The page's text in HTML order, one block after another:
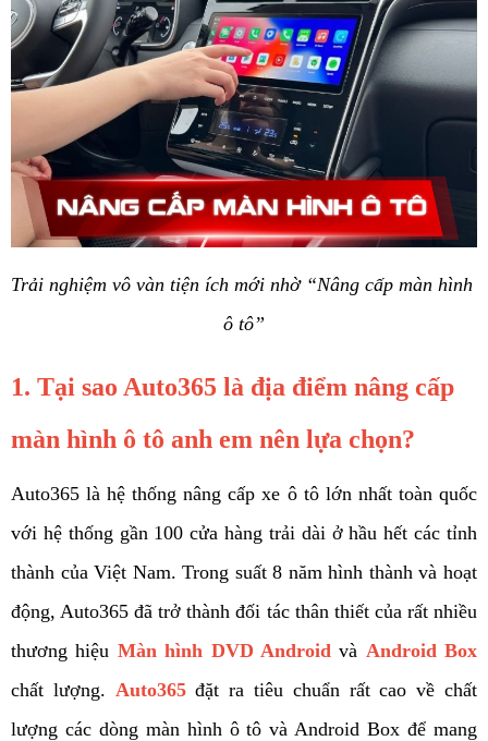
Trải nghiệm vô vàn tiện ích mới nhờ “Nâng cấp màn hình
ô tô”
1. Tại sao Auto365 là địa điểm nâng cấp
màn hình ô tô anh em nên lựa chọn?
Auto365 là hệ thống nâng cấp xe ô tô lớn nhất toàn quốc
với hệ thống gần 100 cửa hàng trải dài ở hầu hết các tỉnh
thành của Việt Nam. Trong suất 8 năm hình thành và hoạt
động, Auto365 đã trở thành đối tác thân thiết của rất nhiều
thương hiệu Màn hình DVD Android và Android Box
chất lượng. Auto365 đặt ra tiêu chuẩn rất cao về chất
lượng các dòng màn hình ô tô và Android Box để mang